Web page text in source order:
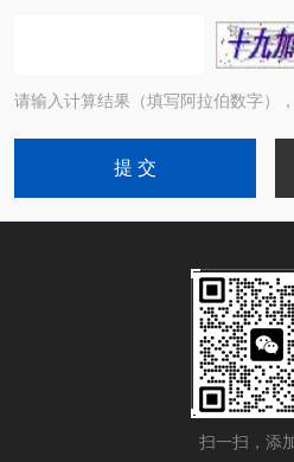
请输入计算结果（填写阿拉伯数字）
扫一扫，添